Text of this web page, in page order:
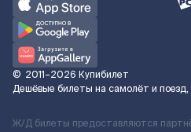
© 2011–2026 Купибилет
Дешёвые билеты на самолёт и поезд,
Ж/Д билеты предоставляются